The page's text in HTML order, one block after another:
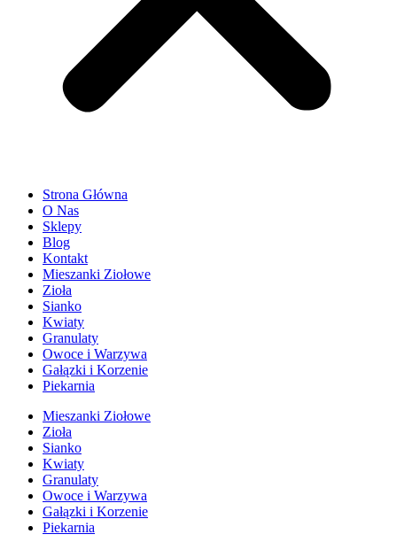
Strona Główna
O Nas
Sklepy
Blog
Kontakt
Mieszanki Ziołowe
Zioła
Sianko
Kwiaty
Granulaty
Owoce i Warzywa
Gałązki i Korzenie
Piekarnia
Mieszanki Ziołowe
Zioła
Sianko
Kwiaty
Granulaty
Owoce i Warzywa
Gałązki i Korzenie
Piekarnia